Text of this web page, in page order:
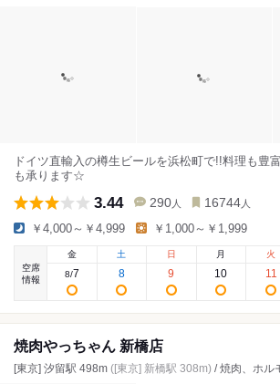
ドイツ直輸入の樽生ビールを浜松町で!!料理も豊
も承ります☆
3.44 290 人 16744 人
￥4,000～￥4,999 ￥1,000～￥1,999
空席
情報
金
8/7
土
8
日
9
月
10
火
11
焼肉やっちゃん 新橋店
[東京] 汐留駅 498m ([東京] 新橋駅 308m) / 焼肉、ホル